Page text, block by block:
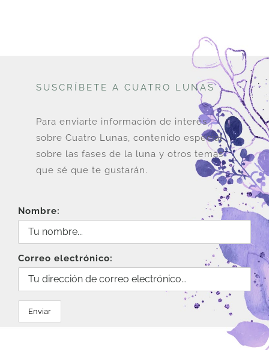
SUSCRÍBETE A CUATRO LUNAS
Para enviarte información de interés
sobre Cuatro Lunas, contenido especial
sobre las fases de la luna y otros temas
que sé que te gustarán.
Nombre:
Correo electrónico: